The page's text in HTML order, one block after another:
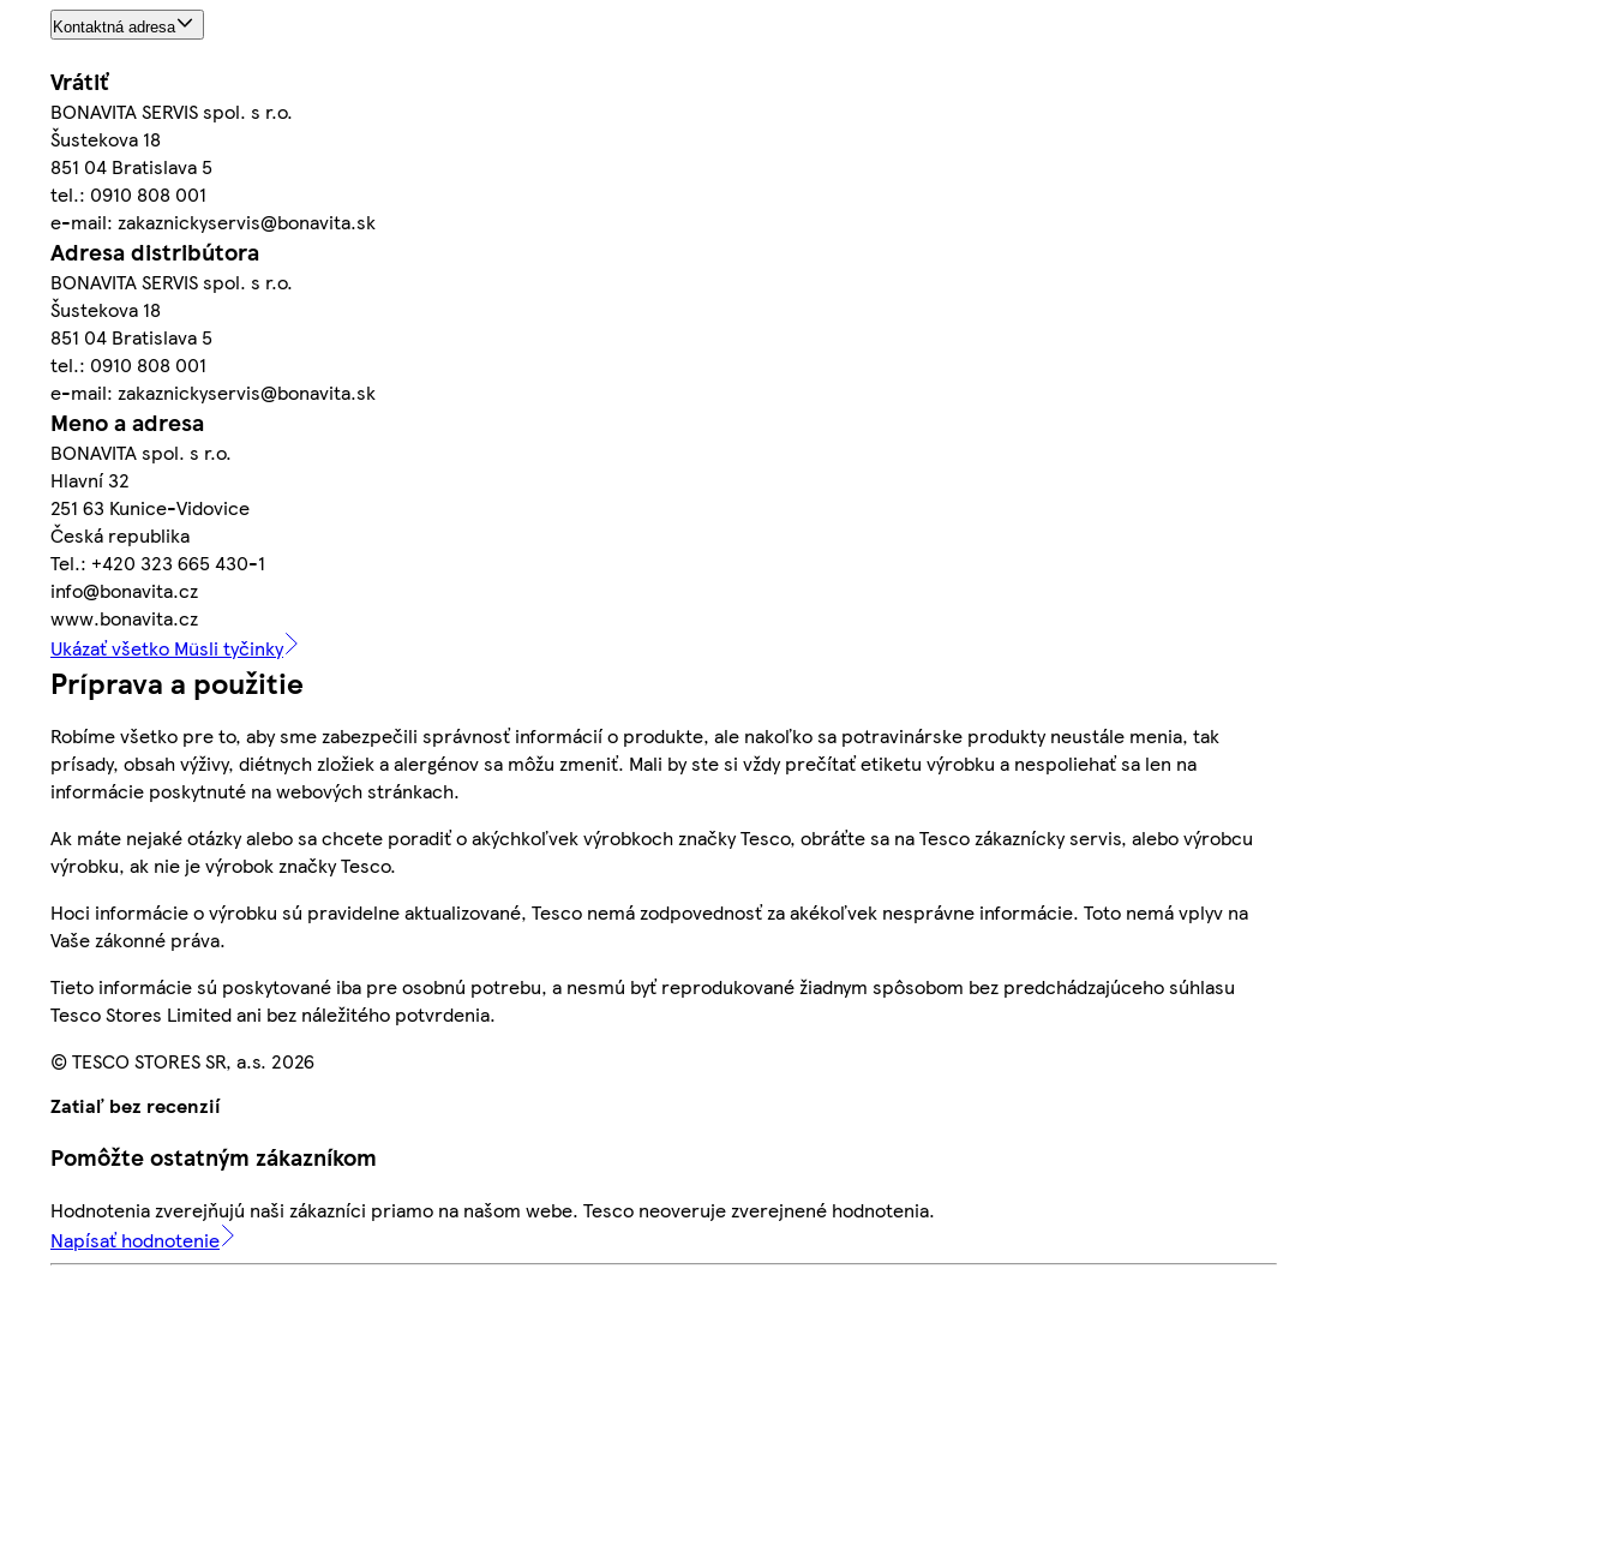
Kontaktná adresa
Vrátiť
BONAVITA SERVIS spol. s r.o.
Šustekova 18
851 04 Bratislava 5
tel.: 0910 808 001
e-mail: zakaznickyservis@bonavita.sk
Adresa distribútora
BONAVITA SERVIS spol. s r.o.
Šustekova 18
851 04 Bratislava 5
tel.: 0910 808 001
e-mail: zakaznickyservis@bonavita.sk
Meno a adresa
BONAVITA spol. s r.o.
Hlavní 32
251 63 Kunice-Vidovice
Česká republika
Tel.: +420 323 665 430-1
info@bonavita.cz
www.bonavita.cz
Ukázať všetko Müsli tyčinky
Príprava a použitie
Robíme všetko pre to, aby sme zabezpečili správnosť informácií o produkte, ale nakoľko sa potravinárske produkty neustále menia, tak
prísady, obsah výživy, diétnych zložiek a alergénov sa môžu zmeniť. Mali by ste si vždy prečítať etiketu výrobku a nespoliehať sa len na
informácie poskytnuté na webových stránkach.
Ak máte nejaké otázky alebo sa chcete poradiť o akýchkoľvek výrobkoch značky Tesco, obráťte sa na Tesco zákaznícky servis, alebo výrobcu
výrobku, ak nie je výrobok značky Tesco.
Hoci informácie o výrobku sú pravidelne aktualizované, Tesco nemá zodpovednosť za akékoľvek nesprávne informácie. Toto nemá vplyv na
Vaše zákonné práva.
Tieto informácie sú poskytované iba pre osobnú potrebu, a nesmú byť reprodukované žiadnym spôsobom bez predchádzajúceho súhlasu
Tesco Stores Limited ani bez náležitého potvrdenia.
© TESCO STORES SR, a.s. 2026
Zatiaľ bez recenzií
Pomôžte ostatným zákazníkom
Hodnotenia zverejňujú naši zákazníci priamo na našom webe. Tesco neoveruje zverejnené hodnotenia.
Napísať hodnotenie